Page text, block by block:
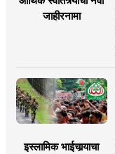
जाहीरनामा
इस्लामिक भाईचार्‍याचा